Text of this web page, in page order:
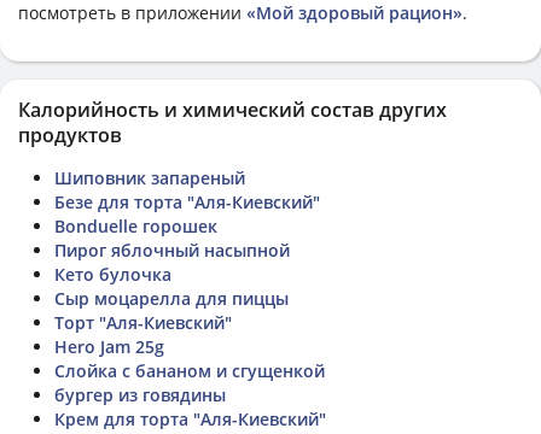
посмотреть в приложении «Мой здоровый рацион».
Калорийность и химический состав других
продуктов
Шиповник запареный
Безе для торта "Аля-Киевский"
Bonduelle горошек
Пирог яблочный насыпной
Кето булочка
Сыр моцарелла для пиццы
Торт "Аля-Киевский"
Hero Jam 25g
Слойка с бананом и сгущенкой
бургер из говядины
Крем для торта "Аля-Киевский"